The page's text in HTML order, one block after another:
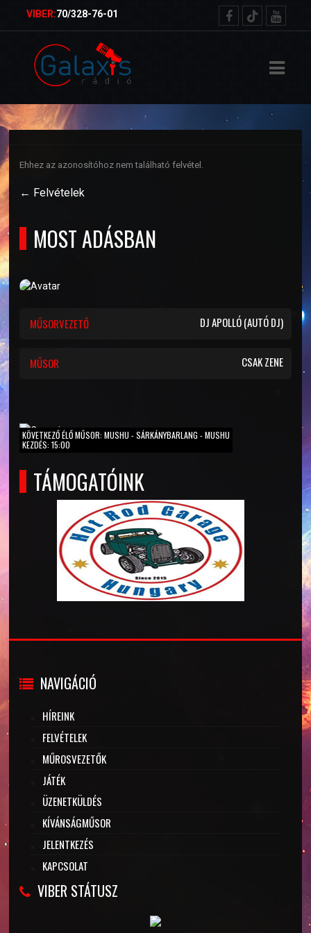
VIBER:70/328-76-01
Ehhez az azonosítóhoz nem található felvétel.
← Felvételek
MOST ADÁSBAN
MŰSORVEZETŐ DJ APOLLÓ (AUTÓ DJ)
MŰSOR CSAK ZENE
KÖVETKEZŐ ÉLŐ MŰSOR: MUSHU - SÁRKÁNYBARLANG - MUSHU
KEZDÉS: 15:00
TÁMOGATÓINK
NAVIGÁCIÓ
HÍREINK
FELVÉTELEK
MŰROSVEZETŐK
JÁTÉK
ÜZENETKÜLDÉS
KÍVÁNSÁGMŰSOR
JELENTKEZÉS
KAPCSOLAT
VIBER STÁTUSZ